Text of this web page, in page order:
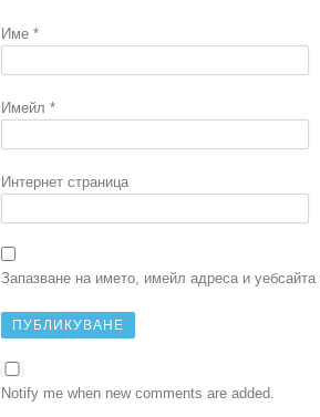
Име *
Имейл *
Интернет страница
Запазване на името, имейл адреса и
Notify me when new comments are added.